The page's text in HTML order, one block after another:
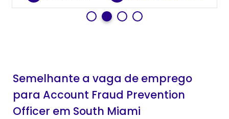
Semelhante a vaga de emprego
para Account Fraud Prevention
Officer em South Miami